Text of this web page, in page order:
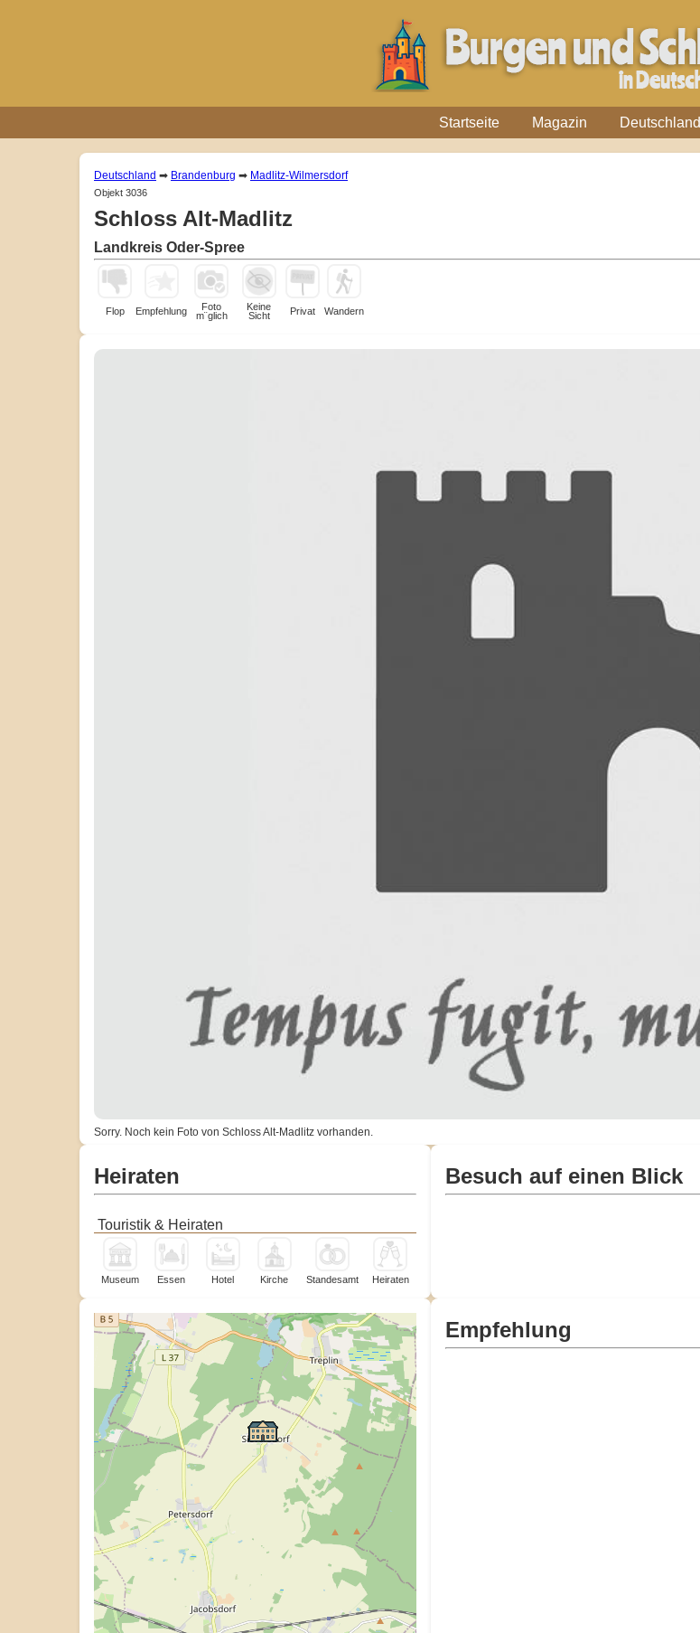
Startseite Magazin Deutschland
Deutschland ➡ Brandenburg ➡ Madlitz-Wilmersdorf
Objekt 3036
Schloss Alt-Madlitz
Landkreis Oder-Spree
Flop Empfehlung
Foto
m¨glich
Keine
Sicht
Privat Wandern
Sorry. Noch kein Foto von Schloss Alt-Madlitz vorhanden.
Heiraten
Touristik & Heiraten
Museum Essen Hotel Kirche Standesamt Heiraten
Besuch auf einen Blick
Empfehlung